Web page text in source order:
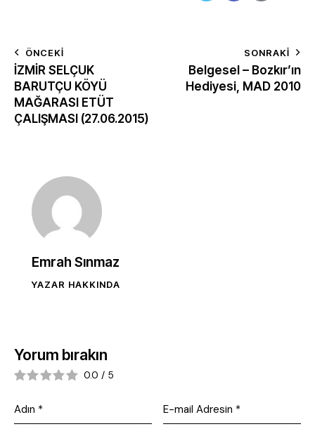
ÖNCEKI
İZMİR SELÇUK
BARUTÇU KÖYÜ
MAĞARASI ETÜT
ÇALIŞMASI (27.06.2015)
SONRAKI
Belgesel – Bozkır’ın
Hediyesi, MAD 2010
Emrah Sınmaz
YAZAR HAKKINDA
Yorum bırakın
0.0 / 5